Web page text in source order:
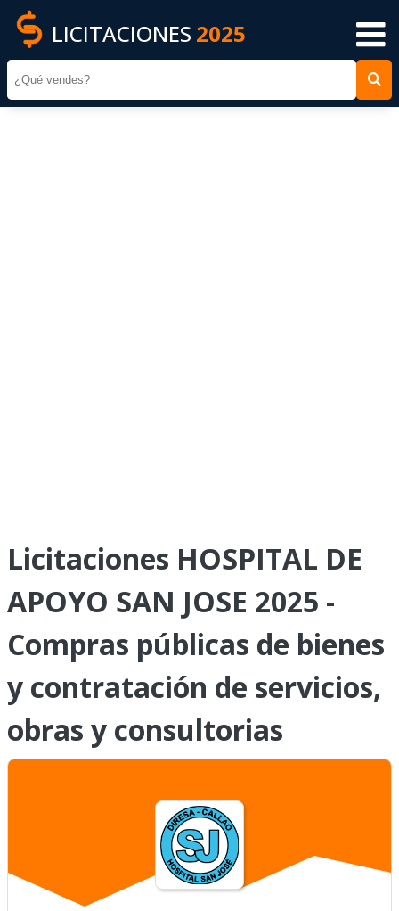
LICITACIONES 2025
Licitaciones HOSPITAL DE
APOYO SAN JOSE 2025 -
Compras públicas de bienes
y contratación de servicios,
obras y consultorias